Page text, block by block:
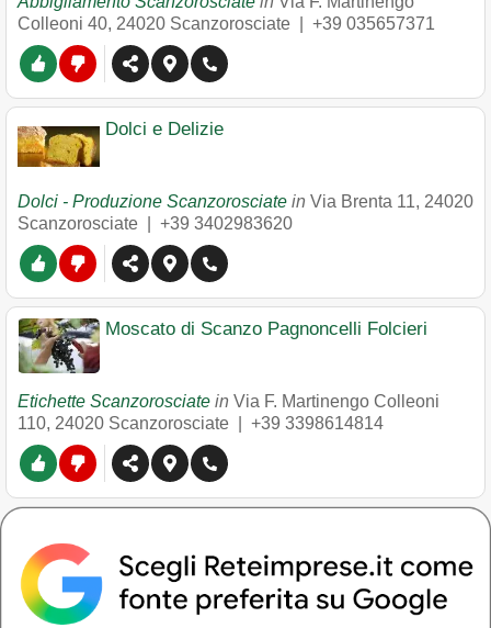
Colleoni 40, 24020 Scanzorosciate +39 035657371
Dolci e Delizie
Dolci - Produzione Scanzorosciate in Via Brenta 11, 24020
Scanzorosciate
+39 3402983620
Moscato di Scanzo Pagnoncelli Folcieri
Etichette Scanzorosciate in Via F. Martinengo Colleoni
110, 24020 Scanzorosciate +39 3398614814